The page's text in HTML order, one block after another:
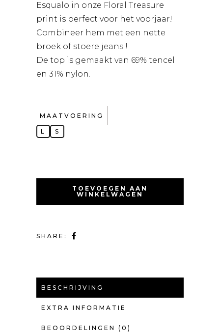
Esqualo in onze Floral Treasure
print is perfect voor het voorjaar!
Combineer hem met een nette
broek of stoere jeans !
De top is gemaakt van 69% tencel
en 31% nylon.
MAATVOERING
L S
TOEVOEGEN AAN
WINKELWAGEN
SHARE:
BESCHRIJVING
EXTRA INFORMATIE
BEOORDELINGEN (0)